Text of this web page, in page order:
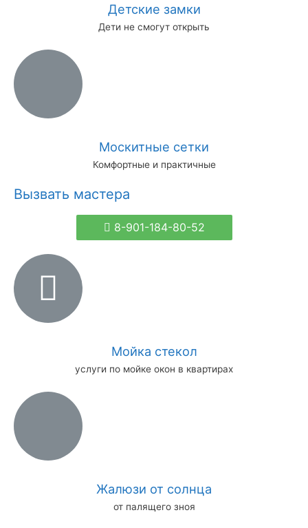
Детские замки
Дети не смогут открыть
Москитные сетки
Комфортные и практичные
Вызвать мастера
8-901-184-80-52
Мойка стекол
услуги по мойке окон в квартирах
Жалюзи от солнца
от палящего зноя